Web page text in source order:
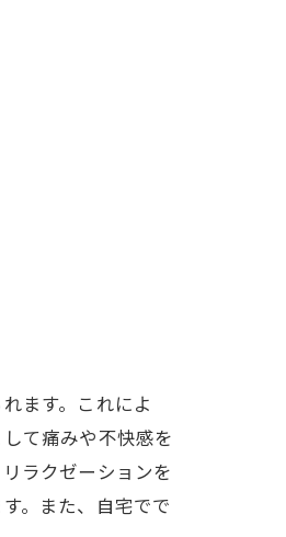
ます。これによ
て痛みや不快感を
ラクゼーションを
。また、自宅でで